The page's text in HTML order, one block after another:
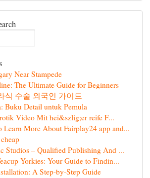
Near Stampede
The Ultimate Guide for Beginners
식 수술 외국인 가이드
Buku Detail untuk Pemula
Video Mit hei&szlig;er reife F...
Learn More About Fairplay24 app and...
Studios – Qualified Publishing And ...
Yorkies: Your Guide to Findin...
A Step-by-Step Guide